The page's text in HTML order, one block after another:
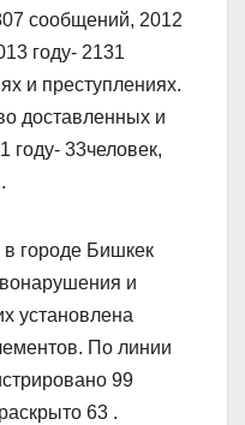
сообщений, 2012
году- 2131
и преступлениях.
доставленных и
33человек,
городе Бишкек
и
установлена
По линии
99
63 .